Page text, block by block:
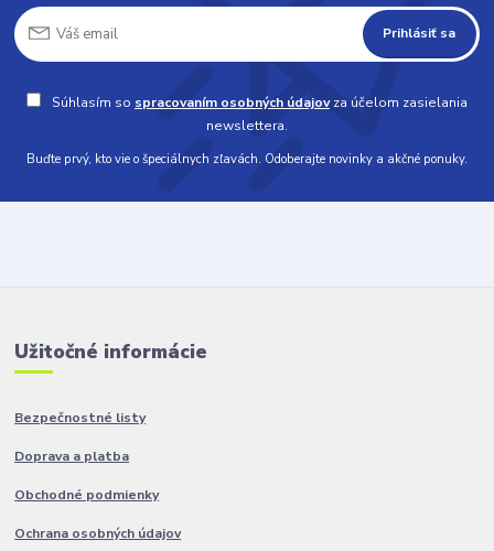
Prihlásiť sa
Súhlasím so spracovaním osobných údajovza účelom zasielania
newslettera.
Buďte prvý, kto vie o špeciálnych zľavách. Odoberajte novinky a akčné ponuky.
Užitočné informácie
Bezpečnostné listy
Doprava a platba
Obchodné podmienky
Ochrana osobných údajov